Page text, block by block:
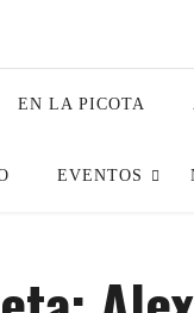
EN LA PICOTA
EVENTOS